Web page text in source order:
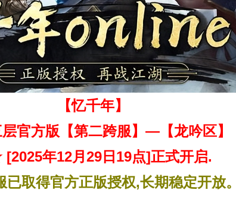
【忆千年】
官方版 【第二跨服】 —【龙吟区】
[2025年12月29日19点]正式开启.
已取得官方正版授权,长期稳定开放。